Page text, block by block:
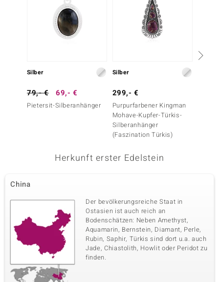
Silber
79,- € 69,- €
Pietersit-Silberanhänger
Silber
299,- €
Purpurfarbener Kingman
Mohave-Kupfer-Türkis-
Silberanhänger
(Faszination Türkis)
Herkunft erster Edelstein
China
Der bevölkerungsreiche Staat in
Ostasien ist auch reich an
Bodenschätzen: Neben Amethyst,
Aquamarin, Bernstein, Diamant, Perle,
Rubin, Saphir, Türkis sind dort u.a. auch
Jade, Chiastolith, Howlit oder Peridot zu
finden.